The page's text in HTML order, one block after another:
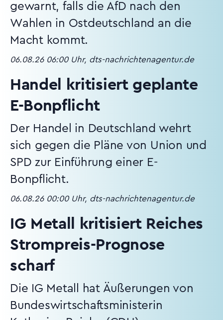
gewarnt, falls die AfD nach den
Wahlen in Ostdeutschland an die
Macht kommt.
06.08.26 06:00 Uhr, dts-nachrichtenagentur.de
Handel kritisiert geplante
E-Bonpflicht
Der Handel in Deutschland wehrt
sich gegen die Pläne von Union und
SPD zur Einführung einer E-
Bonpflicht.
06.08.26 00:00 Uhr, dts-nachrichtenagentur.de
IG Metall kritisiert Reiches
Strompreis-Prognose
scharf
Die IG Metall hat Äußerungen von
Bundeswirtschaftsministerin